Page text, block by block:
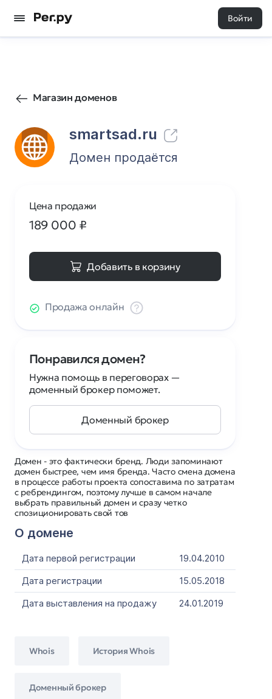
Войти
Магазин доменов
smartsad.ru
157 0
Домен продаётся
Домен - это фактически бренд. Люди запоминают
домен быстрее, чем имя бренда. Часто смена домена
в процессе работы проекта сопоставима по затратам
с ребрендингом, поэтому лучше в самом начале
выбрать правильный домен и сразу четко
спозиционировать свой тов
О домене
Дата первой регистрации
19.04.2010
Дата регистрации
15.05.2018
Дата выставления на продажу
24.01.2019
Whois История Whois
Доменный брокер
Цена продажи
189 000 ₽
Добавить в корзину
Продажа онлайн
Понравился домен?
Нужна помощь в переговорах —
доменный брокер поможет.
Доменный брокер